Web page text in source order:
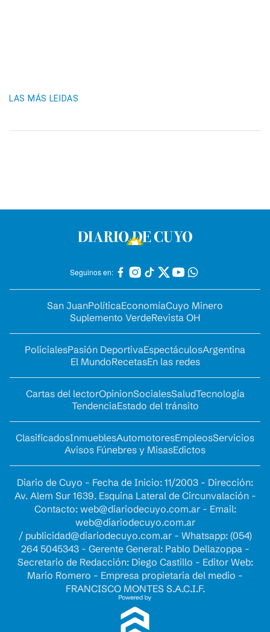
LAS MÁS LEIDAS
Seguinos en:
San JuanPolíticaEconomíaCuyo Minero
Suplemento VerdeRevista OH
PolicialesPasión DeportivaEspectáculosArgentina
El MundoRecetasEn las redes
Cartas del lectorOpinionSocialesSaludTecnología
TendenciaEstado del tránsito
ClasificadosInmueblesAutomotoresEmpleosServicios
Avisos Fúnebres y MisasEdictos
Diario de Cuyo - Fecha de Inicio: 11/2003 - Dirección:
Av. Alem Sur 1639. Esquina Lateral de Circunvalación -
Contacto: web@diariodecuyo.com.ar- Email:
web@diariodecuyo.com.ar
/ publicidad@diariodecuyo.com.ar- Whatsapp: (054)
264 5045343 - Gerente General: Pablo Dellazoppa -
Secretario de Redacción: Diego Castillo - Editor Web:
Mario Romero - Empresa propietaria del medio -
FRANCISCO MONTES S.A.C.I.F.